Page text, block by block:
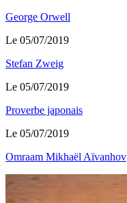
George Orwell
Le 05/07/2019
Stefan Zweig
Le 05/07/2019
Proverbe japonais
Le 05/07/2019
Omraam Mikhaël Aïvanhov